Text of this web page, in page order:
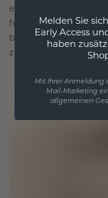
es die Zeit
für Liebe und
bestimmt ist, für
zu werden.
Melden Sie
Early Access
haben
Mit Ihrer Anmeldung
Mail-Marketing
allgemeinen